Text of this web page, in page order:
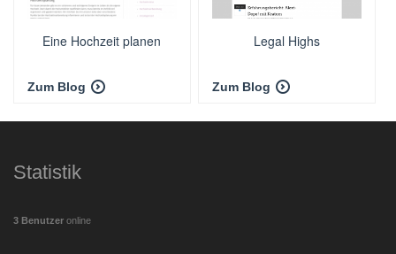
Eine Hochzeit planen
Zum Blog
Legal Highs
Zum Blog
Statistik
3 Benutzer online